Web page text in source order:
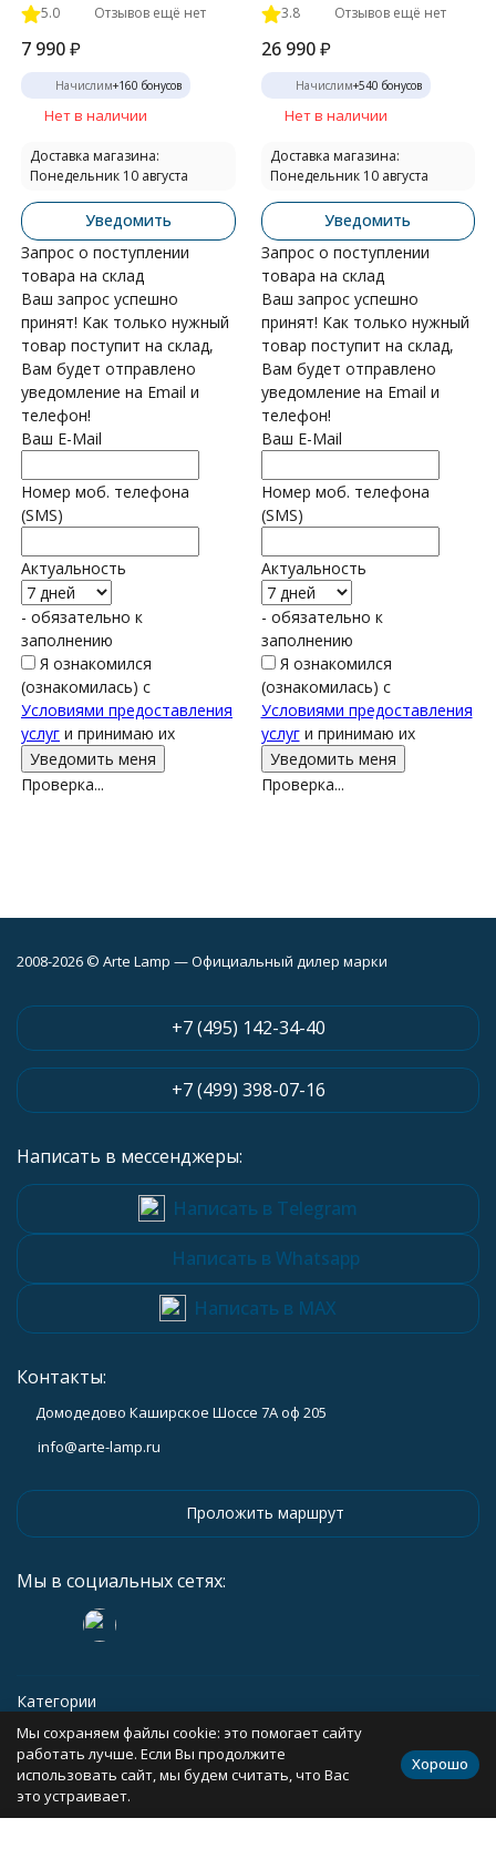
5.0 Отзывов ещё нет
7 990₽
Начислим+160 бонусов
Нет в наличии
Доставка магазина:
Понедельник 10 августа
Уведомить
Запрос о поступлении
товара на склад
Ваш запрос успешно
принят! Как только нужный
товар поступит на склад,
Вам будет отправлено
уведомление на Email и
телефон!
Ваш E-Mail
Номер моб. телефона
(SMS)
Актуальность
- обязательно к
заполнению
Я ознакомился
(ознакомилась) с
Условиями предоставления
услуг и принимаю их
Проверка...
3.8 Отзывов ещё нет
26 990 ₽
Начислим+540 бонусов
Нет в наличии
Доставка магазина:
Понедельник 10 августа
Уведомить
Запрос о поступлении
товара на склад
Ваш запрос успешно
принят! Как только нужный
товар поступит на склад,
Вам будет отправлено
уведомление на Email и
телефон!
Ваш E-Mail
Номер моб. телефона
(SMS)
Актуальность
- обязательно к
заполнению
Я ознакомился
(ознакомилась) с
Условиями предоставления
услуги принимаю их
Проверка...
2008-2026 © Arte Lamp — Официальный дилер марки
+7 (495) 142-34-40
+7 (499) 398-07-16
Написать в мессенджеры:
Написать в Telegram
Написать в Whatsapp
Написать в MAX
Контакты:
Домодедово Каширское Шоссе 7А оф 205
info@arte-lamp.ru
Проложить маршрут
Мы в социальных сетях:
Категории
Информация
Политика персональных данных Карта сайта
Мы сохраняем файлы cookie: это помогает сайту
работать лучше. Если Вы продолжите
использовать сайт, мы будем считать, что Вас
это устраивает.
Хорошо